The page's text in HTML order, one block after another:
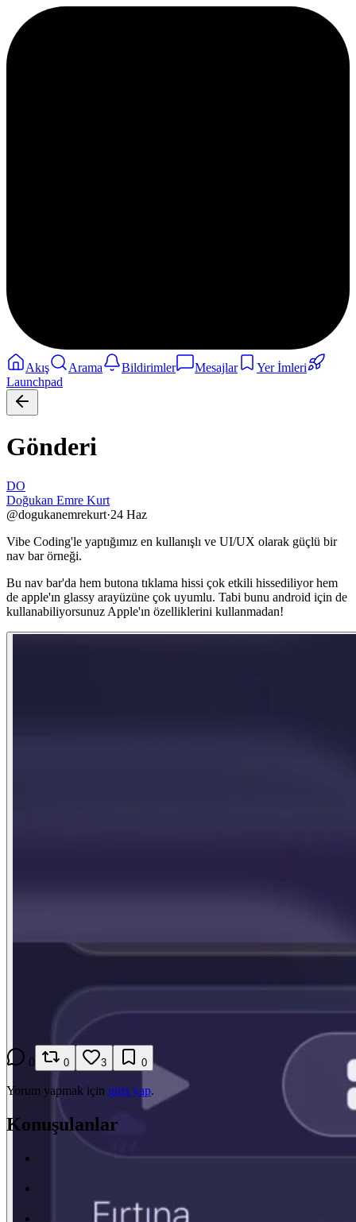
Akış Arama Bildirimler Mesajlar
Yer İmleri
Launchpad
Gönderi
DO
Doğukan Emre Kurt
@dogukanemrekurt·24 Haz
Vibe Coding'le yaptığımız en kullanışlı ve UI/UX olarak güçlü bir
nav bar örneği.
Bu nav bar'da hem butona tıklama hissi çok etkili hissediliyor hem
de apple'ın glassy arayüzüne çok uyumlu. Tabi bunu android için de
kullanabiliyorsunuz Apple'ın özelliklerini kullanmadan!
0 0 3 0
Yorum yapmak için giriş yap.
Konuşulanlar